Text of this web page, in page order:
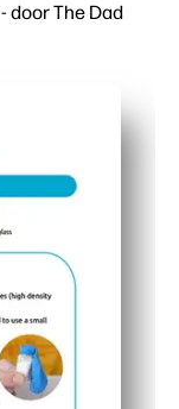
door The Dad